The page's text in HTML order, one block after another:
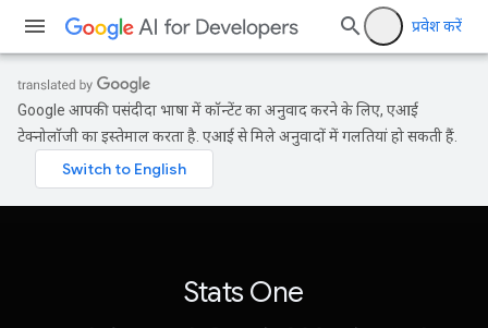
प्रवेश करें
Google आपकी पसंदीदा भाषा में कॉन्टेंट का अनुवाद करने के लिए, एआई
टेक्नोलॉजी का इस्तेमाल करता है. एआई से मिले अनुवादों में गलतियां हो सकती हैं.
Stats One